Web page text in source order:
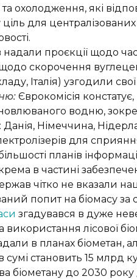
охолодження, які
для
надали проєкції щодо
скорочення
Італія) узгодили
Єврокомісія
водню,
Німеччина,
для
більшості планів
в частині
чітко не вказали
попит на біомасу
згадувався в дуже
лісової
в планах біометан,
сумі становить 15 млрд
біометану до 2030